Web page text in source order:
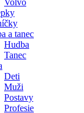
Volvo
a tanec
Hudba
Tanec
Deti
Muži
Postavy
Profesie